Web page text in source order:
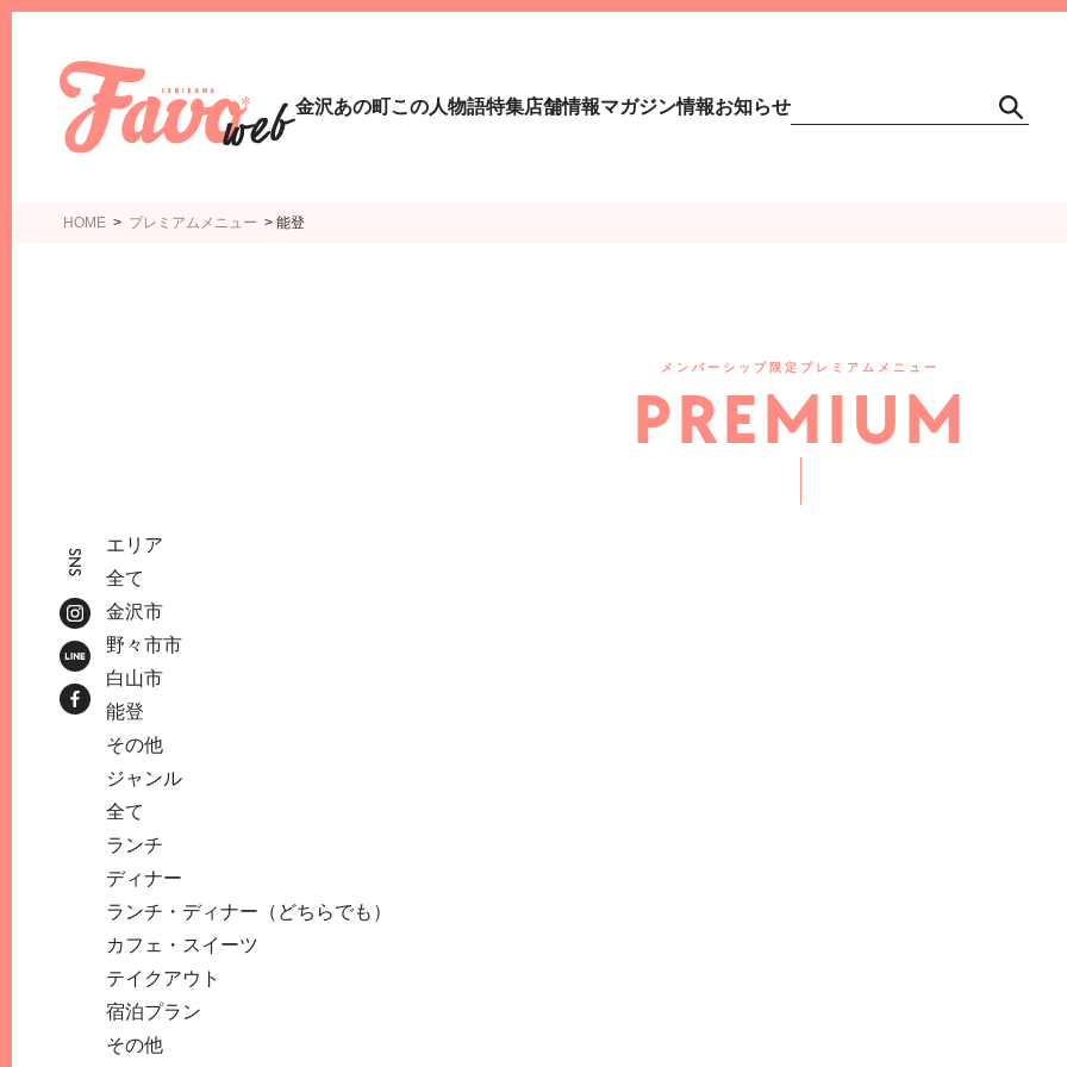
金沢あの町この人物語特集店舗情報マガジン情報お知らせ
SNS
HOME > プレミアムメニュー > 能登
メンバーシップ限定プレミアムメニュー
PREMIUM
エリア
全て
金沢市
野々市市
白山市
能登
その他
ジャンル
全て
ランチ
ディナー
ランチ・ディナー（どちらでも）
カフェ・スイーツ
テイクアウト
宿泊プラン
その他